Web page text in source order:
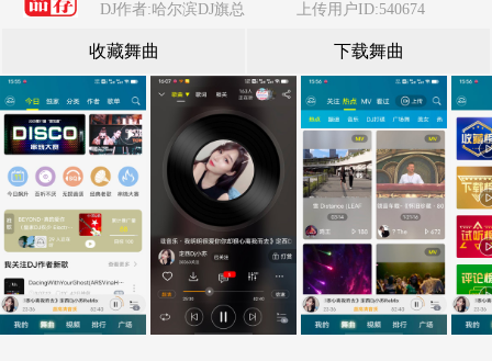
DJ作者:哈尔滨DJ旗总
上传用户ID:540674
收藏舞曲 下载舞曲